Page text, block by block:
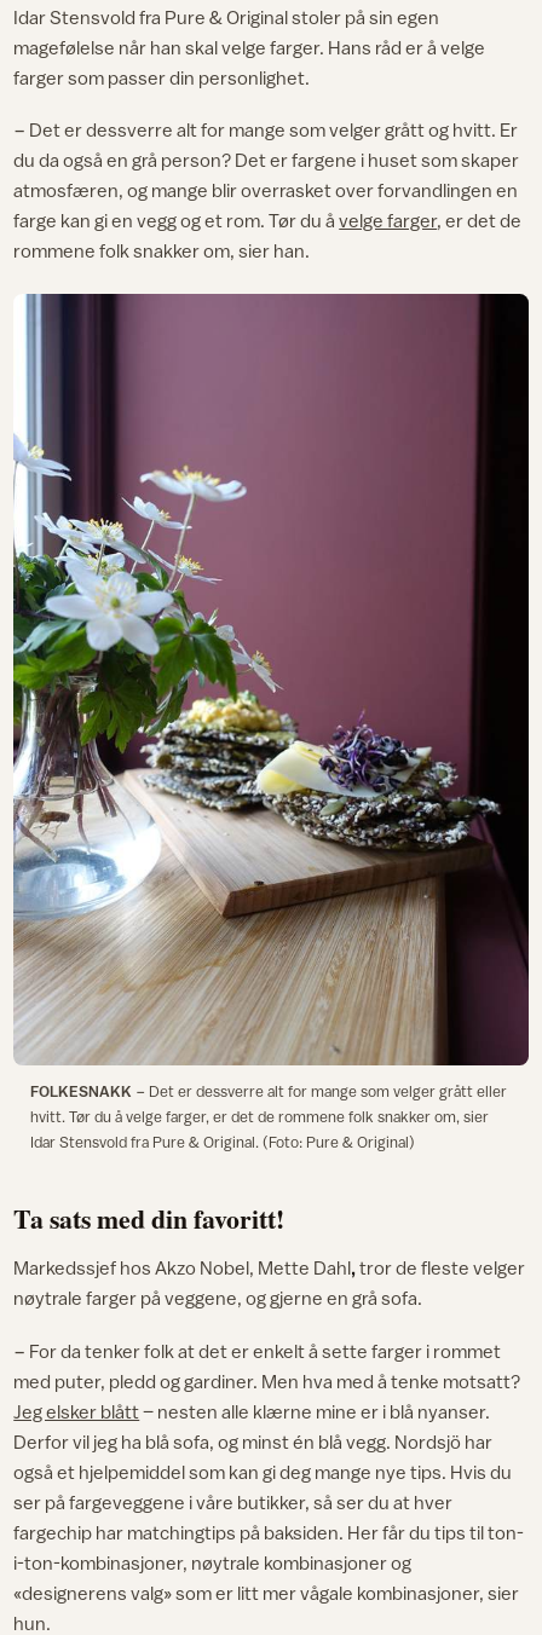
Idar Stensvold fra Pure & Original stoler på sin egen
magefølelse når han skal velge farger. Hans råd er å velge
farger som passer din personlighet.
− Det er dessverre alt for mange som velger grått og hvitt. Er
du da også en grå person? Det er fargene i huset som skaper
atmosfæren, og mange blir overrasket over forvandlingen en
farge kan gi en vegg og et rom. Tør du åvelge farger, er det de
rommene folk snakker om, sier han.
FOLKESNAKK − Det er dessverre alt for mange som velger grått eller
hvitt. Tør du å velge farger, er det de rommene folk snakker om, sier
Idar Stensvold fra Pure & Original. (Foto: Pure & Original)
Ta sats med din favoritt!
Markedssjef hos Akzo Nobel, Mette Dahl,tror de fleste velger
nøytrale farger på veggene, og gjerne en grå sofa.
− For da tenker folk at det er enkelt å sette farger i rommet
med puter, pledd og gardiner. Men hva med å tenke motsatt?
Jeg elsker blått– nesten alle klærne mine er i blå nyanser.
Derfor vil jeg ha blå sofa, og minst én blå vegg. Nordsjö har
også et hjelpemiddel som kan gi deg mange nye tips. Hvis du
ser på fargeveggene i våre butikker, så ser du at hver
fargechip har matchingtips på baksiden. Her får du tips til ton-
i-ton-kombinasjoner, nøytrale kombinasjoner og
«designerens valg» som er litt mer vågale kombinasjoner, sier
hun.